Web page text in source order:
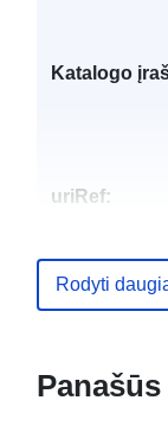
Katalogo
uriRef:
Rodyti